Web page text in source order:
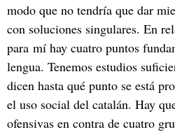
modo que no tendría que dar
con soluciones singulares. En
para mí hay cuatro puntos
lengua. Tenemos estudios
dicen hasta qué punto se está
el uso social del catalán. Hay
ofensivas en contra de cuatro